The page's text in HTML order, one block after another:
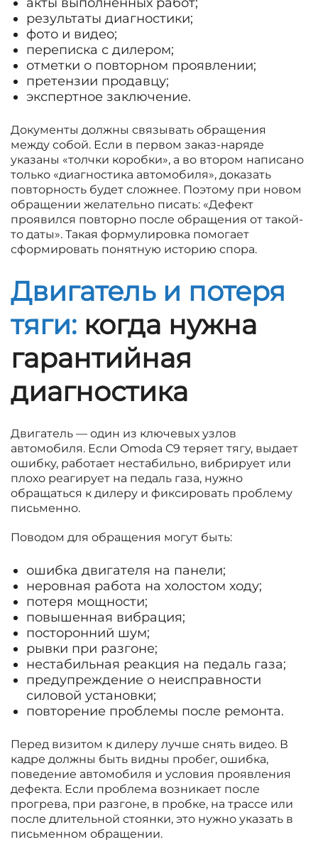
результаты диагностики;
фото и видео;
переписка с дилером;
отметки о повторном проявлении;
претензии продавцу;
экспертное заключение.
Документы должны связывать обращения
между собой. Если в первом заказ-наряде
указаны «толчки коробки», а во втором написано
только «диагностика автомобиля», доказать
повторность будет сложнее. Поэтому при новом
обращении желательно писать: «Дефект
проявился повторно после обращения от такой-
то даты». Такая формулировка помогает
сформировать понятную историю спора.
Двигатель и потеря
тяги: когда нужна
гарантийная
диагностика
Двигатель — один из ключевых узлов
автомобиля. Если Omoda C9 теряет тягу, выдает
ошибку, работает нестабильно, вибрирует или
плохо реагирует на педаль газа, нужно
обращаться к дилеру и фиксировать проблему
письменно.
Поводом для обращения могут быть:
ошибка двигателя на панели;
неровная работа на холостом ходу;
потеря мощности;
повышенная вибрация;
посторонний шум;
рывки при разгоне;
нестабильная реакция на педаль газа;
предупреждение о неисправности
силовой установки;
повторение проблемы после ремонта.
Перед визитом к дилеру лучше снять видео. В
кадре должны быть видны пробег, ошибка,
поведение автомобиля и условия проявления
дефекта. Если проблема возникает после
прогрева, при разгоне, в пробке, на трассе или
после длительной стоянки, это нужно указать в
письменном обращении.